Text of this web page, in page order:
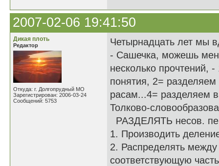
2007-02-06 19:41:50
Дикая плоть
Редактор
Откуда: г. Долгопрудный МО
Зарегистрирован: 2006-03-24
Сообщений: 5753
Четырнадцать лет мы
- Сашечка, можешь
несколько прочтений,
понятия, 2=
расам...4= разделяем
Толково-
РАЗДЕЛЯТЬ несов.
1. Производить
2. Распределять
соответствующую